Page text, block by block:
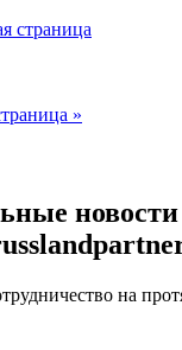
страница
»
на